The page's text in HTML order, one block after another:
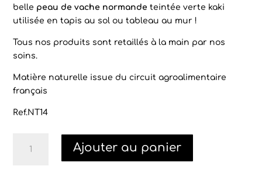
belle peau de vache normande teintée verte kaki
utilisée en tapis au sol ou tableau au mur !
Tous nos produits sont retaillés à la main par nos
soins.
Matière naturelle issue du circuit agroalimentaire
français
Ref.NT14
Ajouter au panier